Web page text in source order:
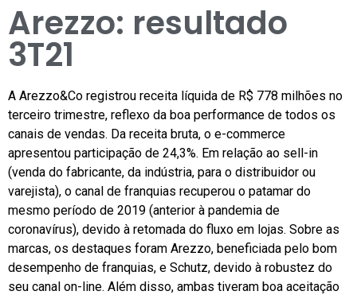
Arezzo: resultado
3T21
A Arezzo&Co registrou receita líquida de R$ 778 milhões no
terceiro trimestre, reflexo da boa performance de todos os
canais de vendas. Da receita bruta, o e-commerce
apresentou participação de 24,3%. Em relação ao sell-in
(venda do fabricante, da indústria, para o distribuidor ou
varejista), o canal de franquias recuperou o patamar do
mesmo período de 2019 (anterior à pandemia de
coronavírus), devido à retomada do fluxo em lojas. Sobre as
marcas, os destaques foram Arezzo, beneficiada pelo bom
desempenho de franquias, e Schutz, devido à robustez do
seu canal on-line. Além disso, ambas tiveram boa aceitação